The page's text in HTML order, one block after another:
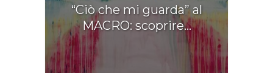
“Ciò che mi guarda” al
MACRO: scoprire...